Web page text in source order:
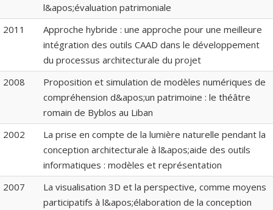
l&apos;évaluation patrimoniale
2011
Approche hybride : une approche pour une meilleure
intégration des outils CAAD dans le développement
du processus architecturale du projet
2008
Proposition et simulation de modèles numériques de
compréhension d&apos;un patrimoine : le théâtre
romain de Byblos au Liban
2002
La prise en compte de la lumière naturelle pendant la
conception architecturale à l&apos;aide des outils
informatiques : modèles et représentation
2007
La visualisation 3D et la perspective, comme moyens
participatifs à l&apos;élaboration de la conception